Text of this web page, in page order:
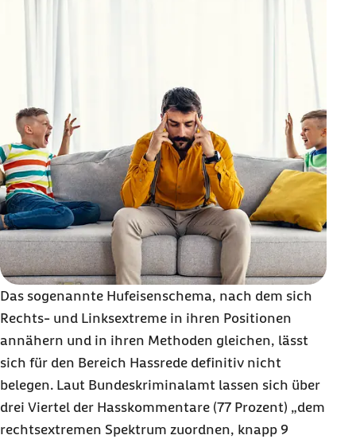
Das sogenannte Hufeisenschema, nach dem sich
Rechts- und Linksextreme in ihren Positionen
annähern und in ihren Methoden gleichen, lässt
sich für den Bereich Hassrede definitiv nicht
belegen. Laut Bundeskriminalamt lassen sich über
drei Viertel der Hasskommentare (77 Prozent) „dem
rechtsextremen Spektrum zuordnen, knapp 9